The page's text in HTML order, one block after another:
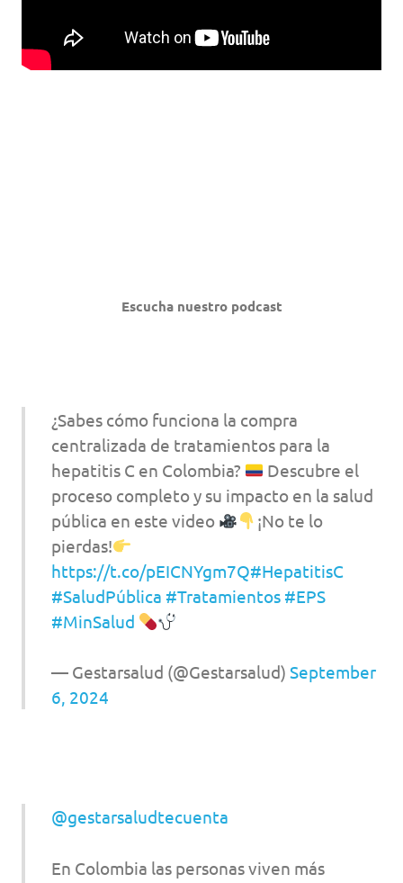
Escucha nuestro podcast
¿Sabes cómo funciona la compra
centralizada de tratamientos para la
hepatitis C en Colombia?
Descubre el
proceso completo y su impacto en la salud
pública en este video
¡No te lo
pierdas!
https://t.co/pEICNYgm7Q#HepatitisC
#SaludPública #Tratamientos #EPS
#MinSalud
— Gestarsalud (@Gestarsalud) September
6, 2024
@gestarsaludtecuenta
En Colombia las personas viven más